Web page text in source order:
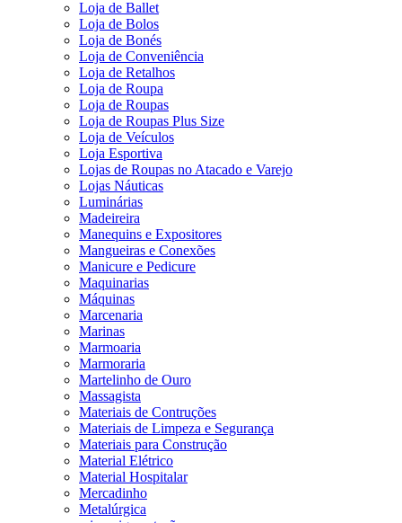
Loja de Ballet
Loja de Bolos
Loja de Bonés
Loja de Conveniência
Loja de Retalhos
Loja de Roupa
Loja de Roupas
Loja de Roupas Plus Size
Loja de Veículos
Loja Esportiva
Lojas de Roupas no Atacado e Varejo
Lojas Náuticas
Luminárias
Madeireira
Manequins e Expositores
Mangueiras e Conexões
Manicure e Pedicure
Maquinarias
Máquinas
Marcenaria
Marinas
Marmoaria
Marmoraria
Martelinho de Ouro
Massagista
Materiais de Contruções
Materiais de Limpeza e Segurança
Materiais para Construção
Material Elétrico
Material Hospitalar
Mercadinho
Metalúrgica